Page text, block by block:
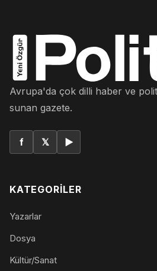
Avrupa'da çok dilli haber ve
sunan gazete.
f 𝕏 ▶
KATEGORILER
Yazarlar
Dosya
Kültür/Sanat